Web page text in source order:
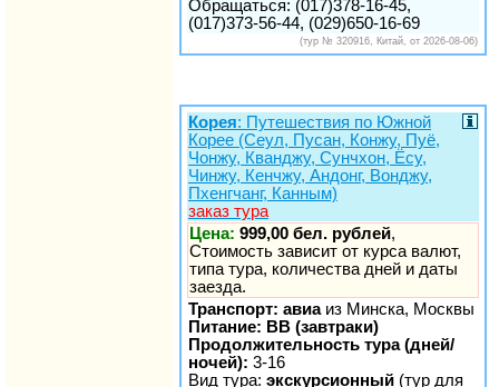
Обращаться: (017)378-16-45,
(017)373-56-44, (029)650-16-69
(тур № 320916, Китай, от 2026-08-06)
Корея: Путешествия по Южной
Корее (Сеул, Пусан, Конжу, Пуё,
Чонжу, Кванджу, Сунчхон, Ёсу,
Чинжу, Кенчжу, Андонг, Вонджу,
Пхенгчанг, Канным)
заказ тура
Цена: 999,00 бел. рублей,
Стоимость зависит от курса валют,
типа тура, количества дней и даты
заезда.
Транспорт: авиаиз Минска, Москвы
Питание: BB (завтраки)
Продолжительность тура (дней/
ночей): 3-16
Вид тура: экскурсионный (тур для